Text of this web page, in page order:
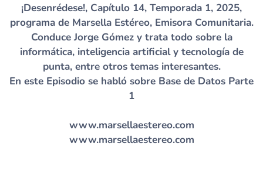
¡Desenrédese!, Capítulo 14, Temporada 1, 2025,
programa de Marsella Estéreo, Emisora Comunitaria.
Conduce Jorge Gómez y trata todo sobre la
informática, inteligencia artificial y tecnología de
punta, entre otros temas interesantes.
En este Episodio se habló sobre Base de Datos Parte
1
www.marsellaestereo.com
www.marsellaestereo.com